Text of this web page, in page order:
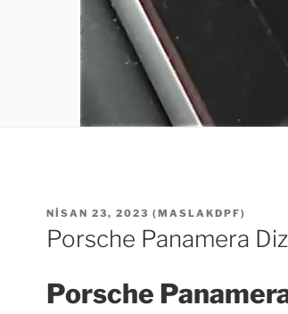
YAYIM
TARIHI
NISAN 23, 2023 ( MASLAKDPF)
Porsche Panamera
Porsche